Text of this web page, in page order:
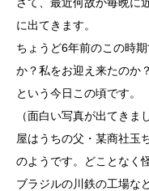
に出てきます。
ちょうど6年前のこの時
か？私をお迎え来たのか？
という今日この頃です。
（面白い写真が出てき
屋はうちの父・某商社玉
のようです。どことなく
ブラジルの川鉄の工場な